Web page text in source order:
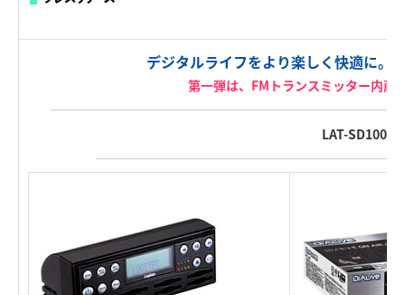
デジタルライフをより楽しく快適に。
第一弾は、FMトランスミッター内蔵
LAT-